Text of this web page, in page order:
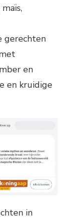
gerechten
en
en kruidige
in